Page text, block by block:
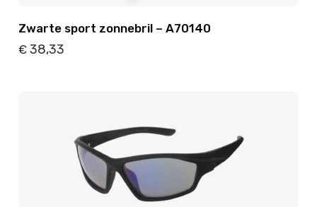
Zwarte sport zonnebril – A70140
€38,33